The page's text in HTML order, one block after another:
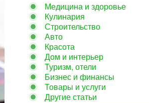
Медицина и здоровье
Кулинария
Строительство
Авто
Красота
Дом и интерьер
Туризм, отели
Бизнес и финансы
Товары и услуги
Другие статьи